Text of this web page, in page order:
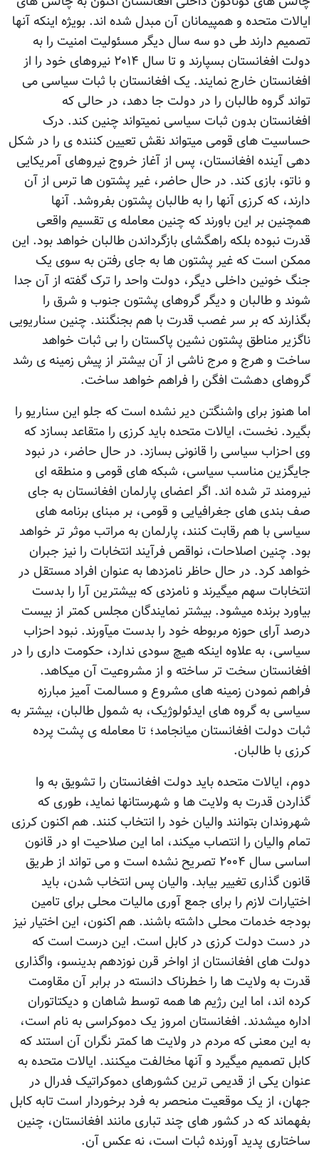
ایالات متحده و همپیمانان آن مبدل شده اند. بویژه اینکه آنها
تصمیم دارند طی دو سه سال دیگر مسئولیت امنیت را به
دولت افغانستان بسپارند و تا سال ۲۰۱۴ نیروهای خود را از
افغانستان خارج نمایند. یک افغانستان با ثبات سیاسی می
تواند گروه طالبان را در دولت جا دهد، در حالی که
افغانستان بدون ثبات سیاسی نمیتواند چنین کند. درک
حساسیت های قومی میتواند نقش تعیین کننده ی را در شکل
دهی آینده افغانستان، پس از آغاز خروج نیروهای آمریکایی
و ناتو، بازی کند. در حال حاضر، غیر پشتون ها ترس از آن
دارند، که کرزی آنها را به طالبان پشتون بفروشد. آنها
همچنین بر این باورند که چنین معامله ی تقسیم واقعی
قدرت نبوده بلکه راهگشای بازگرداندن طالبان خواهد بود. این
ممکن است که غیر پشتون ها به جای رفتن به سوی یک
جنگ خونین داخلی دیگر، دولت واحد را ترک گفته از آن جدا
شوند و طالبان و دیگر گروهای پشتون جنوب و شرق را
بگذارند که بر سر غصب قدرت با هم بجنگنند. چنین سناریویی
ناگزیر مناطق پشتون نشین پاکستان را بی ثبات خواهد
ساخت و هرج و مرج ناشی از آن بیشتر از پیش زمینه ی رشد
گروهای دهشت افگن را فراهم خواهد ساخت.
اما هنوز برای واشنگتن دیر نشده است که جلو این سناریو را
بگیرد. نخست، ایالات متحده باید کرزی را متقاعد بسازد که
وی احزاب سیاسی را قانونی بسازد. در حال حاضر، در نبود
جایگزین مناسب سیاسی، شبکه های قومی و منطقه ای
نیرومند تر شده اند. اگر اعضای پارلمان افغانستان به جای
صف بندی های جغرافیایی و قومی، بر مبنای برنامه های
سیاسی با هم رقابت کنند، پارلمان به مراتب موثر تر خواهد
بود. چنین اصلاحات، نواقص فرآیند انتخابات را نیز جبران
خواهد کرد. در حال حاظر نامزدها به عنوان افراد مستقل در
انتخابات سهم میگیرند و نامزدی که بیشترین آرا را بدست
بیاورد برنده میشود. بیشتر نمایندگان مجلس کمتر از بیست
درصد آرای حوزه مربوطه خود را بدست میآورند. نبود احزاب
سیاسی، به علاوه اینکه هیچ سودی ندارد، حکومت داری را در
افغانستان سخت تر ساخته و از مشروعیت آن میکاهد.
فراهم نمودن زمینه های مشروع و مسالمت آمیز مبارزه
سیاسی به گروه های ایدئولوژیک، به شمول طالبان، بیشتر به
ثبات دولت افغانستان میانجامد؛ تا معامله ی پشت پرده
کرزی با طالبان.
دوم، ایالات متحده باید دولت افغانستان را تشویق به وا
گذاردن قدرت به ولایت ها و شهرستانها نماید، طوری که
شهروندان بتوانند والیان خود را انتخاب کنند. هم اکنون کرزی
تمام والیان را انتصاب میکند، اما این صلاحیت او در قانون
اساسی سال ۲۰۰۴ تصریح نشده است و می تواند از طریق
قانون گذاری تغییر بیابد. والیان پس انتخاب شدن، باید
اختیارات لازم را برای جمع آوری مالیات محلی برای تامین
بودجه خدمات محلی داشته باشند. هم اکنون، این اختیار نیز
در دست دولت کرزی در کابل است. این درست است که
دولت های افغانستان از اواخر قرن نوزدهم بدینسو، واگذاری
قدرت به ولایت ها را خطرناک دانسته در برابر آن مقاومت
کرده اند، اما این رژیم ها همه توسط شاهان و دیکتاتوران
اداره میشدند. افغانستان امروز یک دموکراسی به نام است،
به این معنی که مردم در ولایت ها کمتر نگران آن استند که
کابل تصمیم میگیرد و آنها مخالفت میکنند. ایالات متحده به
عنوان یکی از قدیمی ترین کشورهای دموکراتیک فدرال در
جهان، از یک موقعیت منحصر به فرد برخوردار است تابه کابل
بفهماند که در کشور های چند تباری مانند افغانستان، چنین
ساختاری پدید آورنده ثبات است، نه عکس آن.